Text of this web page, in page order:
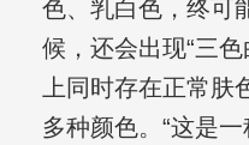
色、乳白色，终可
候，还会出现“三
上同时存在正常
多种颜色。“这是